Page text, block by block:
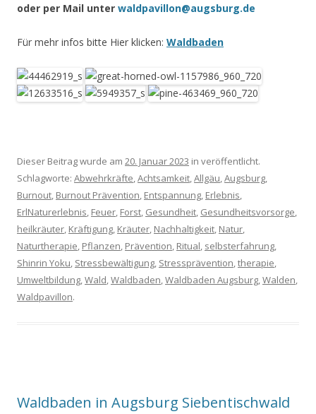
oder per Mail unter waldpavillon@augsburg.de
Für mehr infos bitte Hier klicken: Waldbaden
Dieser Beitrag wurde am 20. Januar 2023 in veröffentlicht.
Schlagworte: Abwehrkräfte,Achtsamkeit,Allgäu,Augsburg,
Burnout, Burnout Prävention, Entspannung, Erlebnis,
ErlNaturerlebnis, Feuer, Forst, Gesundheit, Gesundheitsvorsorge,
heilkräuter, Kräftigung, Kräuter, Nachhaltigkeit, Natur,
Naturtherapie, Pflanzen, Prävention, Ritual, selbsterfahrung,
Shinrin Yoku, Stressbewältigung, Stressprävention,therapie,
Umweltbildung,Wald,Waldbaden,Waldbaden Augsburg,Walden,
Waldpavillon.
Waldbaden in Augsburg Siebentischwald